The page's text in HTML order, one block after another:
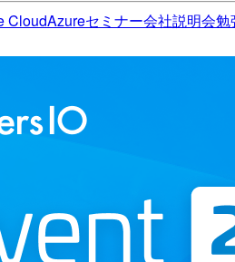
CloudAzureセミナー会社説明会勉